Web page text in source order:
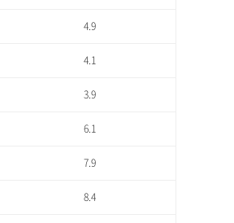
4.9
4.1
3.9
6.1
7.9
8.4